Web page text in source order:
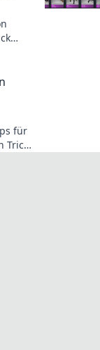
für
Tricks